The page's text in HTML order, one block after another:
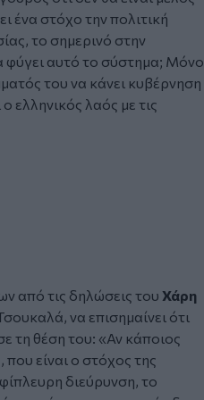
ένα στόχο την πολιτική
το σημερινό στην
φύγει αυτό το σύστημα; Μόνο
του να κάνει κυβέρνηση
ελληνικός λαός με τις
από τις δηλώσεις του Χάρη
να επισημαίνει ότι
τη θέση του: «Αν κάποιος
είναι ο στόχος της
διεύρυνση, το